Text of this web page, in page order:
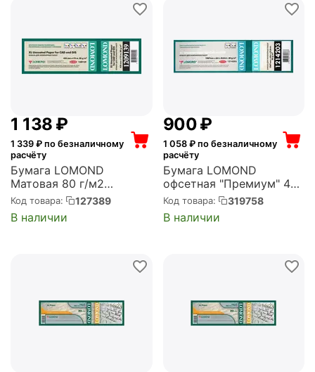
1 138 ₽
1 339 ₽ по безналичному
расчёту
Бумага LOMOND
Матовая 80 г/м2
420*175м*76 Standart
(1209139)
Код товара: 127389
В наличии
‍900‍₽
1 058₽ по безналичному
расчёту
Бумага LOMOND
офсетная "Премиум" 42"
(A0+) 1067мм-45м/80г/
м2/белый матовое
втулка:50.8мм (2")
Код товара: 319758
В наличии